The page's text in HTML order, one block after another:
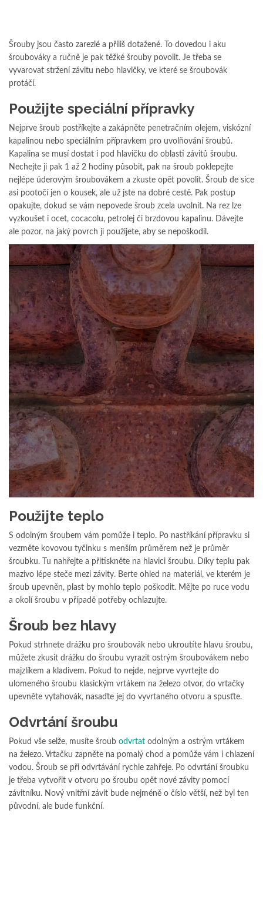
Šrouby jsou často zarezlé a příliš dotažené. To dovedou i aku
šroubováky a ručně je pak těžké šrouby povolit. Je třeba se
vyvarovat stržení závitu nebo hlavičky, ve které se šroubovák
protáčí.
Použijte speciální přípravky
Nejprve šroub postříkejte a zakápněte penetračním olejem, viskózní
kapalinou nebo speciálním přípravkem pro uvolňování šroubů.
Kapalina se musí dostat i pod hlavičku do oblasti závitů šroubu.
Nechejte ji pak 1 až 2 hodiny působit, pak na šroub poklepejte
nejlépe úderovým šroubovákem a zkuste opět povolit. Šroub de sice
asi pootočí jen o kousek, ale už jste na dobré cestě. Pak postup
opakujte, dokud se vám nepovede šroub zcela uvolnit. Na rez lze
vyzkoušet i ocet, cocacolu, petrolej či brzdovou kapalinu. Dávejte
ale pozor, na jaký povrch ji použijete, aby se nepoškodil.
Použijte teplo
S odolným šroubem vám pomůže i teplo. Po nastříkání přípravku si
vezměte kovovou tyčinku s menším průměrem než je průměr
šroubku. Tu nahřejte a přitiskněte na hlavici šroubu. Díky teplu pak
mazivo lépe steče mezi závity. Berte ohled na materiál, ve kterém je
šroub upevněn, plast by mohlo teplo poškodit. Mějte po ruce vodu
a okolí šroubu v případě potřeby ochlazujte.
Šroub bez hlavy
Pokud strhnete drážku pro šroubovák nebo ukroutíte hlavu šroubu,
můžete zkusit drážku do šroubu vyrazit ostrým šroubovákem nebo
majzlíkem a kladivem. Pokud to nejde, nejprve vyvrtejte do
ulomeného šroubu klasickým vrtákem na železo otvor, do vrtačky
upevněte vytahovák, nasaďte jej do vyvrtaného otvoru a spusťte.
Odvrtání šroubu
Pokud vše selže, musíte šroub odvrtat odolným a ostrým vrtákem
na železo. Vrtačku zapněte na pomalý chod a pomůže vám i chlazení
vodou. Šroub se při odvrtávání rychle zahřeje. Po odvrtání šroubku
je třeba vytvořit v otvoru po šroubu opět nové závity pomocí
závitníku. Nový vnitřní závit bude nejméně o číslo větší, než byl ten
původní, ale bude funkční.